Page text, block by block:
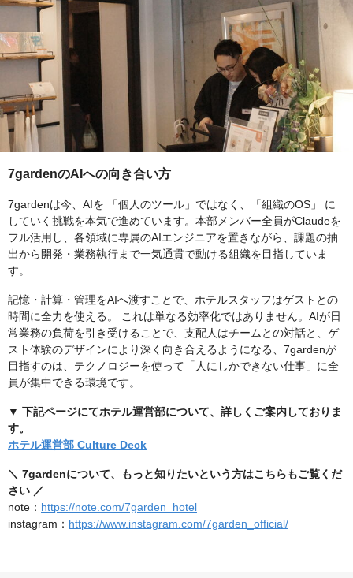
7gardenのAIへの向き合い方
7gardenは今、AIを 「個人のツール」ではなく、「組織のOS」 に
していく挑戦を本気で進めています。本部メンバー全員がClaudeを
フル活用し、各領域に専属のAIエンジニアを置きながら、課題の抽
出から開発・業務執行まで一気通貫で動ける組織を目指していま
す。
記憶・計算・管理をAIへ渡すことで、ホテルスタッフはゲストとの
時間に全力を使える。 これは単なる効率化ではありません。AIが日
常業務の負荷を引き受けることで、支配人はチームとの対話と、ゲ
スト体験のデザインにより深く向き合えるようになる、7gardenが
目指すのは、テクノロジーを使って「人にしかできない仕事」に全
員が集中できる環境です。
▼ 下記ページにてホテル運営部について、詳しくご案内しておりま
す。
ホテル運営部 Culture Deck
＼ 7gardenについて、もっと知りたいという方はこちらもご覧くだ
さい ／
note： https://note.com/7garden_hotel
instagram： https://www.instagram.com/7garden_official/